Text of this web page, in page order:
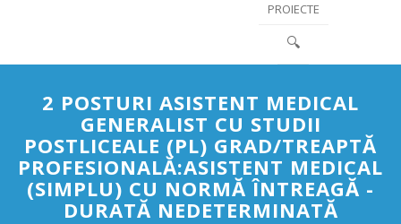
PROIECTE
🔍
2 POSTURI ASISTENT MEDICAL
GENERALIST CU STUDII
POSTLICEALE (PL) GRAD/TREAPTĂ
PROFESIONALĂ:ASISTENT MEDICAL
(SIMPLU) CU NORMĂ ÎNTREAGĂ -
DURATĂ NEDETERMINATĂ